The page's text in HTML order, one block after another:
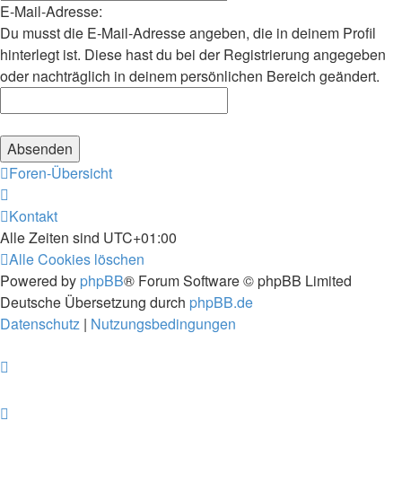
E-Mail-Adresse:
Du musst die E-Mail-Adresse angeben, die in deinem Profil
hinterlegt ist. Diese hast du bei der Registrierung angegeben
oder nachträglich in deinem persönlichen Bereich geändert.
Foren-Übersicht
Kontakt
Alle Zeiten sind UTC+01:00
Alle Cookies löschen
Powered by phpBB® Forum Software © phpBB Limited
Deutsche Übersetzung durch phpBB.de
Datenschutz | Nutzungsbedingungen